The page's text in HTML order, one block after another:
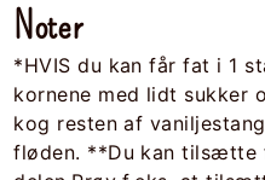
Noter
*HVIS du kan får fat i 1
kornene med lidt sukker
kog resten af
fløden. **Du kan tilsætte